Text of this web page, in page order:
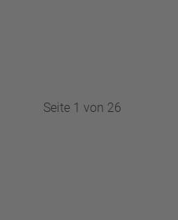
Seite 1 von 26